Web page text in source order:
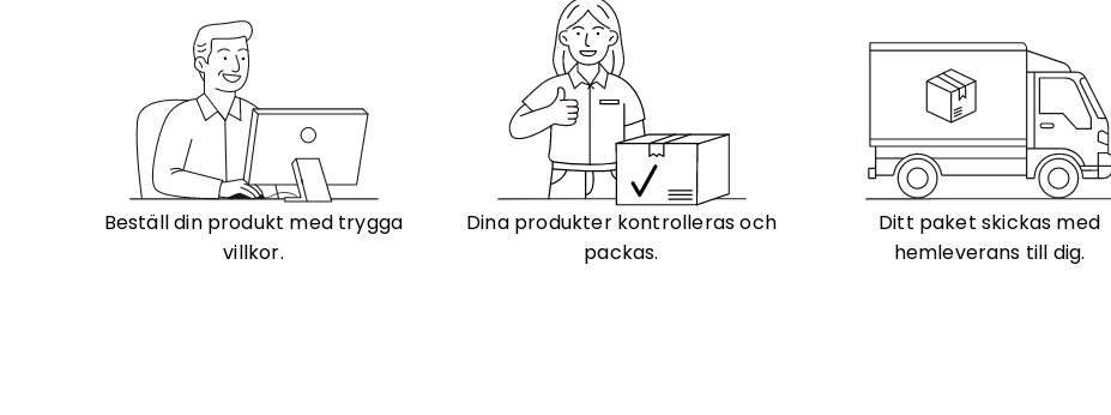
Beställ din produkt med trygga
villkor.
Dina produkter kontrolleras och
packas.
Ditt paket skickas med
hemleverans till dig.